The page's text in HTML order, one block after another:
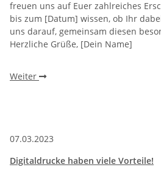
freuen uns auf Euer zahlreiches
bis zum [Datum] wissen, ob Ihr
uns darauf, gemeinsam diesen
Herzliche Grüße, [Dein Name]
Weiter
07.03.2023
Digitaldrucke haben viele Vorteile!